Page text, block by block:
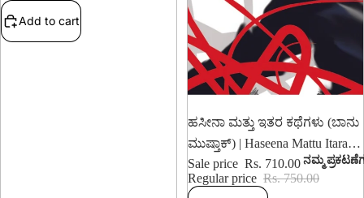
ನಮ್ಮ
Add to cart
5% OFF
ಹಸೀನಾ ಮತ್ತು ಇತರ ಕಥೆಗಳು (ಬಾನು
ಮುಷ್ತಾಕ್) | Haseena Mattu Itara
Kathegalu
Sale price Rs. 710.00
Regular price Rs. 750.00